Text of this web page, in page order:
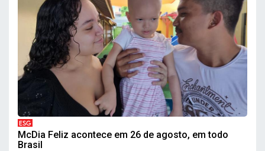
ESG
McDia Feliz acontece em 26 de agosto, em todo
Brasil